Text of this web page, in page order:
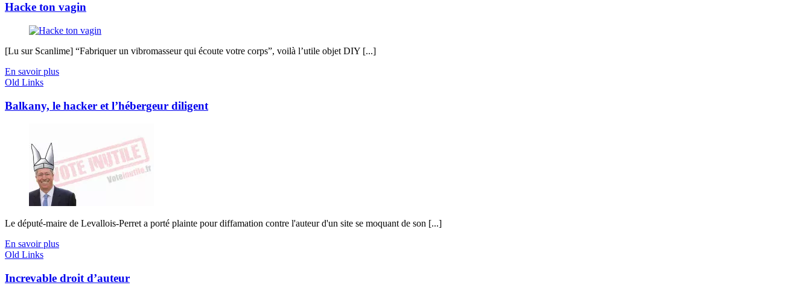
Hacke ton vagin
[Lu sur Scanlime] “Fabriquer un vibromasseur qui écoute votre corps”, voilà l’utile objet DIY [...]
En savoir plus
Old Links
Balkany, le hacker et l’hébergeur diligent
Le député-maire de Levallois-Perret a porté plainte pour diffamation contre l'auteur d'un site se moquant de son [...]
En savoir plus
Old Links
Increvable droit d’auteur